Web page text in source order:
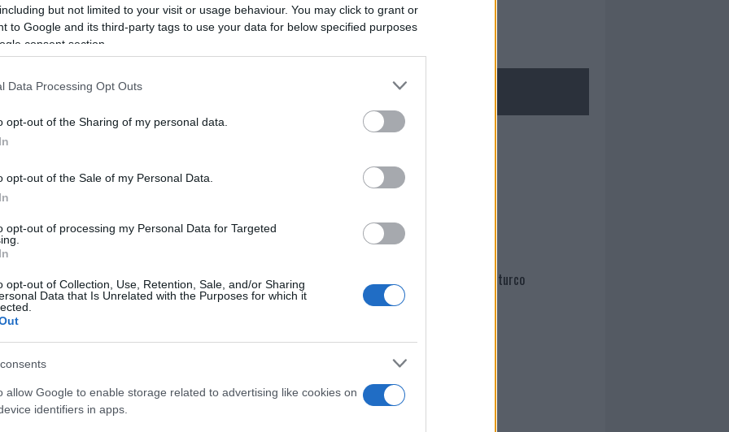
but not limited to your visit or usage behaviour. You may click to grant or
to Google and its third-party tags to use your data for below specified purposes
consent section.
Data Processing Opt Outs
opt-out of the Sharing of my personal data.
opt-out of the Sale of my Personal Data.
opt-out of processing my Personal Data for Targeted
opt-out of Collection, Use, Retention, Sale, and/or Sharing
Data that Is Unrelated with the Purposes for which it
allow Google to enable storage related to advertising like cookies on
identifiers in apps.
cliccandoqui
nella sezione
NECROLOGIE
Martina Agostina Diturco
I nostri cari